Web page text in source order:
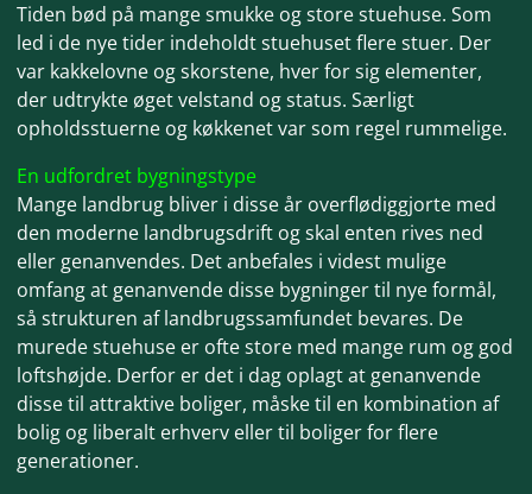
Tiden bød på mange smukke og store stuehuse. Som
led i de nye tider indeholdt stuehuset flere stuer. Der
var kakkelovne og skorstene, hver for sig elementer,
der udtrykte øget velstand og status. Særligt
opholdsstuerne og køkkenet var som regel rummelige.
En udfordret bygningstype
Mange landbrug bliver i disse år overflødiggjorte med
den moderne landbrugsdrift og skal enten rives ned
eller genanvendes. Det anbefales i videst mulige
omfang at genanvende disse bygninger til nye formål,
så strukturen af landbrugssamfundet bevares. De
murede stuehuse er ofte store med mange rum og god
loftshøjde. Derfor er det i dag oplagt at genanvende
disse til attraktive boliger, måske til en kombination af
bolig og liberalt erhverv eller til boliger for flere
generationer.